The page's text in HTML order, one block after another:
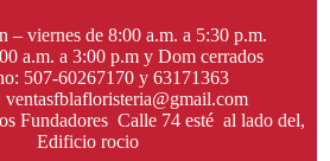
– viernes de 8:00 a.m. a 5:30 p.m.
a.m. a 3:00 p.m y Dom cerrados
507-60267170 y 63171363
ventasfblafloristeria@gmail.com
Fundadores Calle 74 esté al lado del,
Edificio rocio